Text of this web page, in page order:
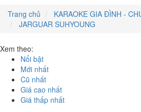
Trang chủ
KARAOKE GIA ĐÌNH -
JARGUAR SUHYOUNG
Xem theo:
Nổi bật
Mới nhất
Cũ nhất
Giá cao nhất
Giá thấp nhất